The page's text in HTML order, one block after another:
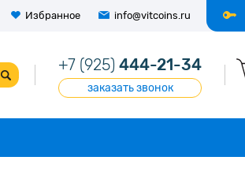
Избранное info@vitcoins.ru
+7 (925) 444-21-34
заказать звонок